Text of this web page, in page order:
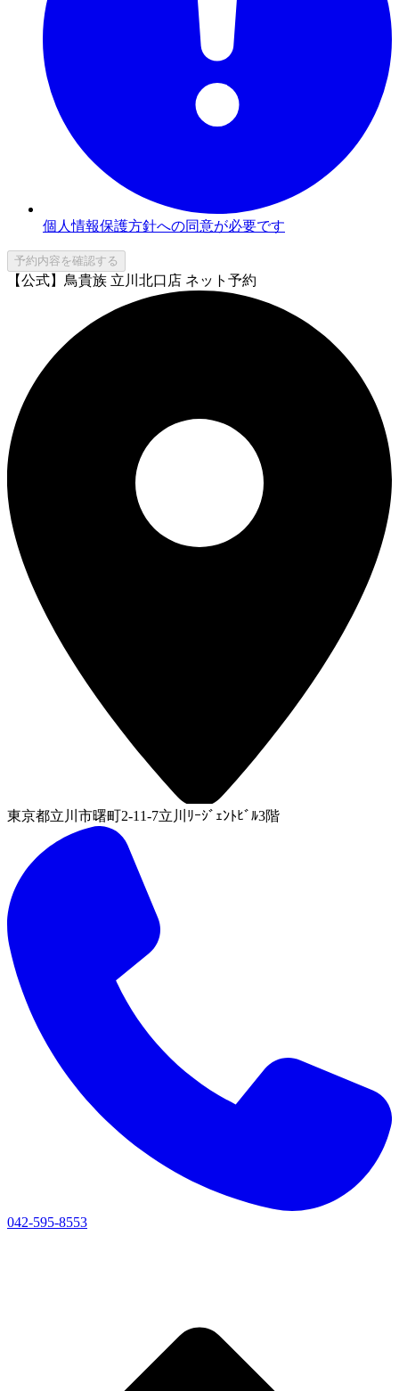
個人情報保護方針への同意が必要です
予約内容を確認する
【公式】鳥貴族 立川北口店 ネット予約
東京都立川市曙町2-11-7立川ﾘｰｼﾞｪﾝﾄﾋﾞﾙ3階
042-595-8553